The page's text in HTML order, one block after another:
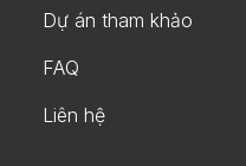
Dự án tham khảo
FAQ
Liên hệ